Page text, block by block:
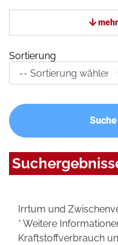
Sortierung
Irrtum und
* Weitere
Kraftstoffverbrauch